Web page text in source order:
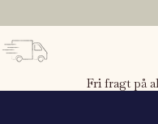
Fri fragt på